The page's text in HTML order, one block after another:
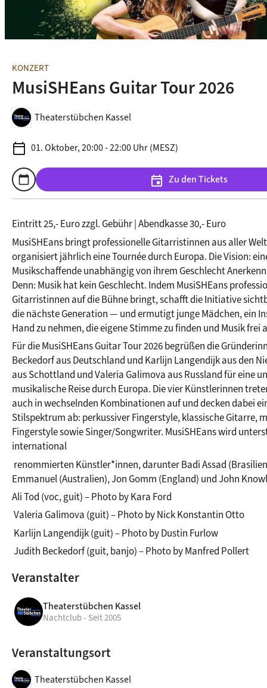
KONZERT
MusiSHEans Guitar Tour 2026
Theaterstübchen Kassel
calendar_today 01. Oktober, 20:00 - 22:00 Uhr (MESZ)
calendar_today
Zum Kalender hinzufügen event Zu den Tickets
Veranstalter
Theaterstübchen Kassel
Nachtclub - Seit 2005
Veranstaltungsort
Theaterstübchen Kassel
Eintritt 25,- Euro zzgl. Gebühr | Abendkasse 30,- Euro
MusiSHEans bringt professionelle Gitarristinnen aus aller
organisiert jährlich eine Tournée durch Europa. Die Vision:
Musikschaffende unabhängig von ihrem Geschlecht
Denn: Musik hat kein Geschlecht. Indem MusiSHEans
Gitarristinnen auf die Bühne bringt, schafft die Initiative
die nächste Generation — und ermutigt junge Mädchen, ein
Hand zu nehmen, die eigene Stimme zu finden und Musik frei
Für die MusiSHEans Guitar Tour 2026 begrüßen die
Beckedorf aus Deutschland und Karlijn Langendijk aus den
aus Schottland und Valeria Galimova aus Russland für eine
musikalische Reise durch Europa. Die vier Künstlerinnen
auch in wechselnden Kombinationen auf und decken dabei
Stilspektrum ab: perkussiver Fingerstyle, klassische Gitarre,
Fingerstyle sowie Singer/Songwriter. MusiSHEans wird
international
Emmanuel (Australien), Jon Gomm (England) und John
Ali Tod (voc, guit) – Photo by Kara Ford
Valeria Galimova (guit) – Photo by Nick Konstantin Otto
Karlijn Langendijk (guit) – Photo by Dustin Furlow
Judith Beckedorf (guit, banjo) – Photo by Manfred Pollert